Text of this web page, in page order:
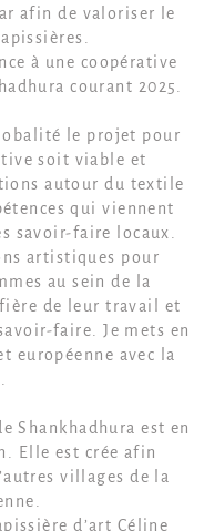
afin de valoriser le
à une coopérative
courant 2025.
le projet pour
soit viable et
autour du textile
qui viennent
savoir-faire locaux.
artistiques pour
au sein de la
de leur travail et
faire. Je mets en
européenne avec la
Shankhadhura est en
Elle est crée afin
villages de la
d’art Céline